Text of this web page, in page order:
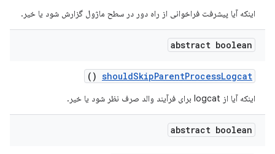
اینکه آیا پیشرفت فراخوانی از راه دور در سطح ماژول گزارش شود یا خیر.
abstract boolean
shouldSkipParentProcessLogcat
()
اینکه آیا از logcat برای فرآیند والد صرف نظر شود یا خیر.
abstract boolean